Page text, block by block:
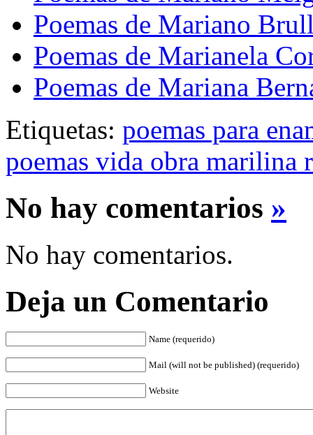
Poemas de Mariano
Poemas de Marianela
Poemas de Mariana
Etiquetas: poemas para
poemas vida obra marilina
No hay comentarios »
No hay comentarios.
Deja un Comentario
Name (requerido)
Mail (will not be published) (requerido)
Website